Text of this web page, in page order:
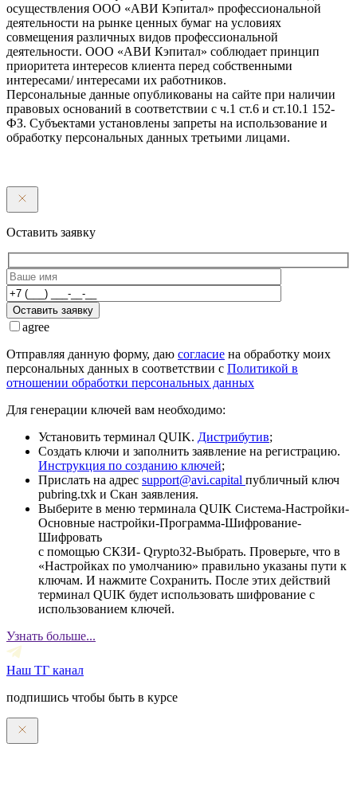
осуществления ООО «АВИ Кэпитал» профессиональной
деятельности на рынке ценных бумаг на условиях
совмещения различных видов профессиональной
деятельности. ООО «АВИ Кэпитал» соблюдает принцип
приоритета интересов клиента перед собственными
интересами/ интересами их работников.
Персональные данные опубликованы на сайте при наличии
правовых оснований в соответствии с ч.1 ст.6 и ст.10.1 152-
ФЗ. Субъектами установлены запреты на использование и
обработку персональных данных третьими лицами.
Оставить заявку
Оставить заявку
agree
Отправляя данную форму, даю согласие на обработку моих
персональных данных в соответствии с Политикой в
отношении обработки персональных данных
Для генерации ключей вам необходимо:
Установить терминал QUIK. Дистрибутив;
Создать ключи и заполнить заявление на регистрацию.
Инструкция по созданию ключей;
Прислать на адрес support@avi.capital публичный ключ
pubring.txk и Скан заявления.
Выберите в меню терминала QUIK Система-Настройки-
Основные настройки-Программа-Шифрование-
Шифровать
с помощью СКЗИ- Qrypto32-Выбрать. Проверьте, что в
«Настройках по умолчанию» правильно указаны пути к
ключам. И нажмите Сохранить. После этих действий
терминал QUIK будет использовать шифрование с
использованием ключей.
Узнать больше...
Наш ТГ канал
подпишись чтобы быть в курсе